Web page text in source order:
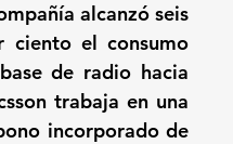
alcanzó seis
ciento el consumo
de radio hacia
trabaja en una
incorporado de